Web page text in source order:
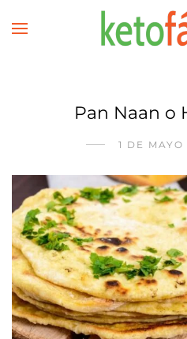
Pan Naan o
1 DE MAYO